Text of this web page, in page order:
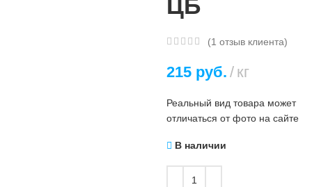
ЦБ
(1 отзыв клиента)
215руб. кг
Реальный вид товара может
отличаться от фото на сайте
В наличии